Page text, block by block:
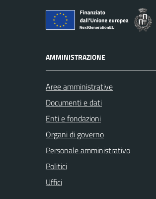
AMMINISTRAZIONE
Aree amministrative
Documenti e dati
Enti e fondazioni
Organi di governo
Personale amministrativo
Politici
Uffici